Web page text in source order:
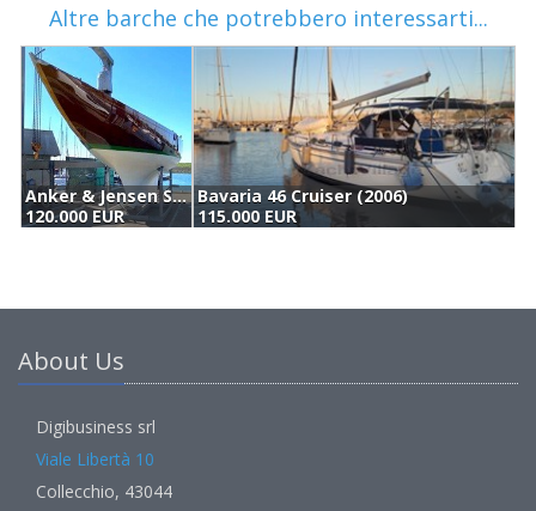
Altre barche che potrebbero interessarti...
Anker & Jensen S-spant 9.5 Mtr Klasse (1912)
120.000 EUR
Bavaria 46 Cruiser (2006)
115.000 EUR
About Us
Digibusiness srl
Viale Libertà 10
Collecchio, 43044